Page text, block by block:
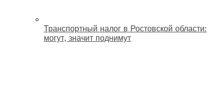
Транспортный налог в Ростовской области:
могут, значит поднимут